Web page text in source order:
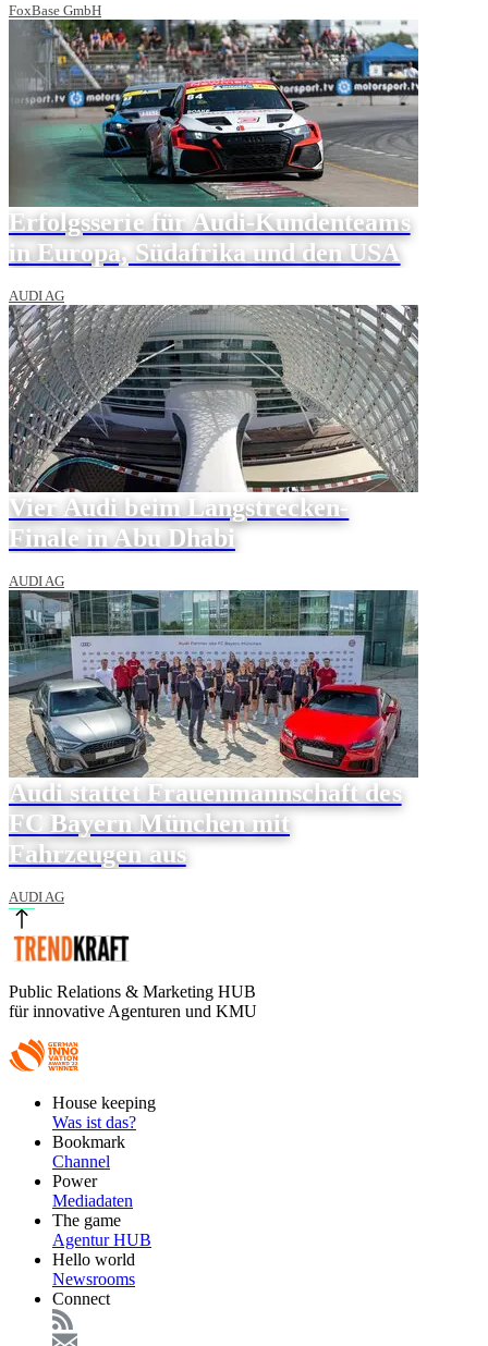
FoxBase GmbH
Erfolgsserie für Audi-Kundenteams
in Europa, Südafrika und den USA
AUDI AG
Vier Audi beim Langstrecken-
Finale in Abu Dhabi
AUDI AG
Audi stattet Frauenmannschaft des
FC Bayern München mit
Fahrzeugen aus
AUDI AG
Public Relations & Marketing HUB
für innovative Agenturen und KMU
FooterHouse keeping
Was ist das?
Bookmark
Channel
Power
Mediadaten
The game
Agentur HUB
Hello world
Newsrooms
Connect